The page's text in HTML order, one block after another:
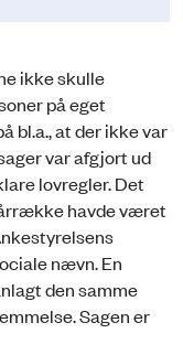
ikke skulle
på eget
bl.a., at der ikke var
var afgjort ud
lovregler. Det
havde været
nævn. En
den samme
Sagen er